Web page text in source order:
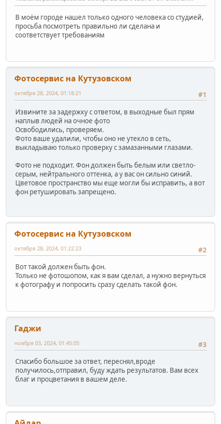
В моём городе нашел только одного человека со студией,
просьба посмотреть правильно ли сделана и
соответствует требованиям
Фотосервис на Кутузовском
#1
октября 28, 2024, 01:18:21
Извините за задержку с ответом, в выходные был прям
наплыв людей на очное фото
Освободились, проверяем.
Фото ваше удалили, чтобы оно не утекло в сеть,
выкладываю только проверку с замазанными глазами.
Фото не подходит. Фон должен быть белым или светло-
серым, нейтрального оттенка, а у вас он сильно синий.
Цветовое пространство мы еще могли бы исправить, а вот
фон ретушировать запрещено.
Фотосервис на Кутузовском
#2
октября 28, 2024, 01:22:23
Вот такой должен быть фон.
Только не фотошопом, как я вам сделал, а нужно вернуться
к фотографу и попросить сразу сделать такой фон.
Гаджи
#3
ноября 03, 2024, 01:45:05
Спасибо большое за ответ, переснял,вроде
получилось,отправил, буду ждать результатов. Вам всех
благ и процветания в вашем деле.